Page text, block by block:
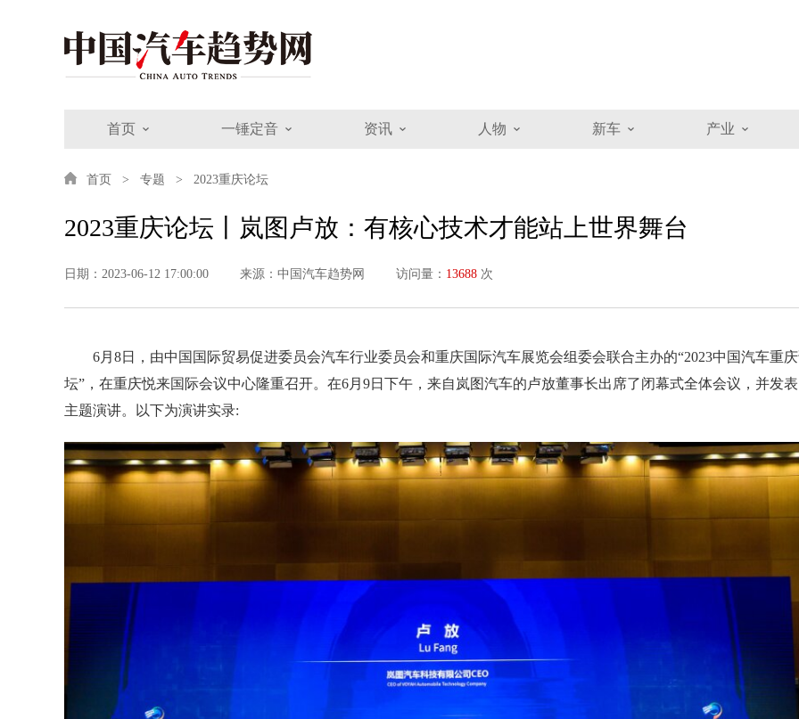
首页 一锤定音 资讯 人物 新车 产业
首页 专题 2023重庆论坛
2023重庆论坛丨岚图卢放：有核心技术才能站上世界舞台
日期：2023-06-12 17:00:00 来源：中国汽车趋势网 访问量： 13688 次
6月8日，由中国国际贸易促进委员会汽车行业委员会和重庆国际汽车展览会组委会联合主办的“2023中国汽车重
坛”，在重庆悦来国际会议中心隆重召开。在6月9日下午，来自 岚图汽车的卢放董事长出席了闭幕式全体会议 ，并发
主题演讲。以下为演讲实录: